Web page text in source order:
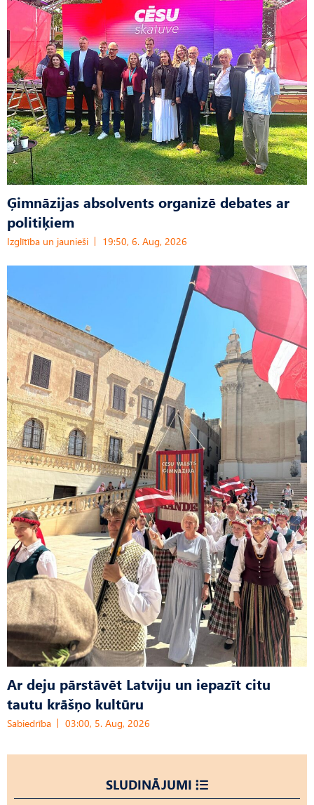
Ģimnāzijas absolvents organizē debates ar
politiķiem
Izglītība un jaunieši 19:50, 6. Aug, 2026
Ar deju pārstāvēt Latviju un iepazīt citu
tautu krāšņo kultūru
Sabiedrība 03:00, 5. Aug, 2026
SLUDINĀJUMI